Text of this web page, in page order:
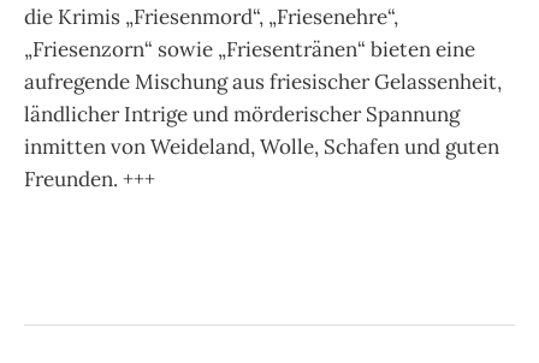
die Krimis „Friesenmord“, „Friesenehre“,
„Friesenzorn“ sowie „Friesentränen“ bieten eine
aufregende Mischung aus friesischer Gelassenheit,
ländlicher Intrige und mörderischer Spannung
inmitten von Weideland, Wolle, Schafen und guten
Freunden. +++